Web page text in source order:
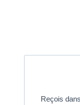
Reçois